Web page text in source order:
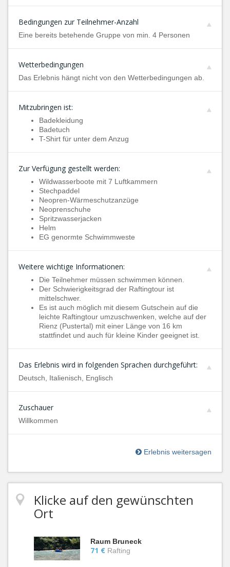
Bedingungen zur Teilnehmer-Anzahl
Eine bereits betehende Gruppe von min. 4 Personen
Wetterbedingungen
Das Erlebnis hängt nicht von den Wetterbedingungen ab.
Mitzubringen ist:
Badekleidung
Badetuch
T-Shirt für unter dem Anzug
Zur Verfügung gestellt werden:
Wildwasserboote mit 7 Luftkammern
Stechpaddel
Neopren-Wärmeschutzanzüge
Neoprenschuhe
Spritzwasserjacken
Helm
EG genormte Schwimmweste
Weitere wichtige Informationen:
Die Teilnehmer müssen schwimmen können.
Der Schwierigkeitsgrad der Raftingtour ist
mittelschwer.
Es ist auch möglich mit diesem Gutschein auf die
leichte Raftingtour umzuschwenken, welche auf der
Rienz (Pustertal) mit einer Länge von 16 km
stattfindet und auch für kleine Kinder geeignet ist.
Das Erlebnis wird in folgenden Sprachen durchgeführt:
Deutsch, Italienisch, Englisch
Zuschauer
Willkommen
Erlebnis weitersagen
Klicke auf den gewünschten
Ort
Raum Bruneck
71 € Rafting